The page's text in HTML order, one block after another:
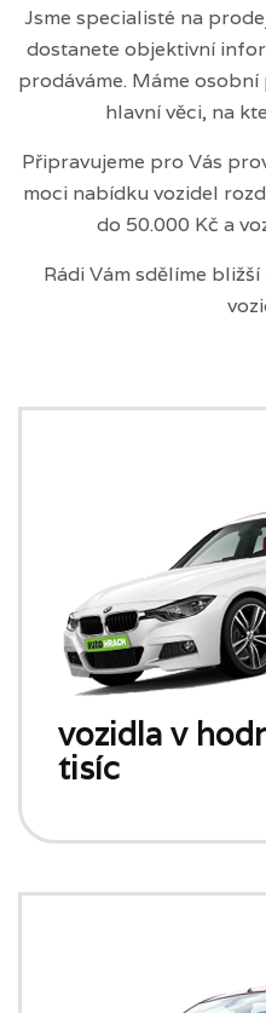
Jsme specialisté na
dostanete objektivní
prodáváme. Máme
hlavní věci, na
Připravujeme pro Vás
moci nabídku vozidel
do 50.000 Kč a
Rádi Vám sdělíme
vozidla v
tisíc